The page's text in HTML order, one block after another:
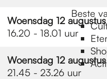
Beste
Woensdag 12
16.20 - 18.01 uur
Woensdag 12
21.45 - 23.26 uur